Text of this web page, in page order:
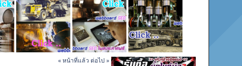
« หน้าที่แล้ว ต่อไป »